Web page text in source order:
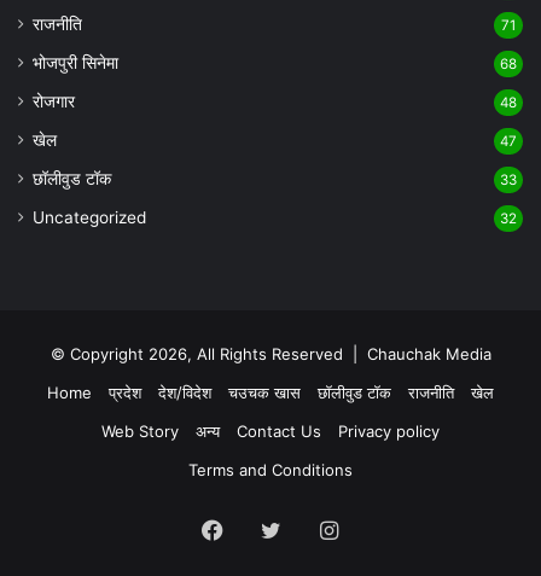
राजनीति 71
भोजपुरी सिनेमा 68
रोजगार 48
खेल 47
छॉलीवुड टॉक 33
Uncategorized 32
© Copyright 2026, All Rights Reserved | Chauchak Media
Home
प्रदेश देश/विदेश चउचक खास छॉलीवुड टॉक राजनीति
खेल
Web Story
अन्य Contact Us
Privacy policy
Terms and Conditions
Facebook
TwitterInstagram